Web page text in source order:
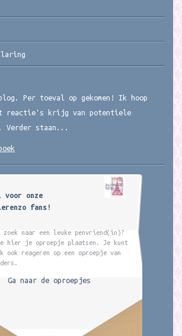
Per toeval op gekomen! Ik hoop
reactie's krijg van potentiele
Verder staan...
voor onze
fans!
zoek naar een leuke penvriend(in)?
hier je oproepje plaatsen. Je kunt
ook reageren op een oproepje van
Ga naar de oproepjes